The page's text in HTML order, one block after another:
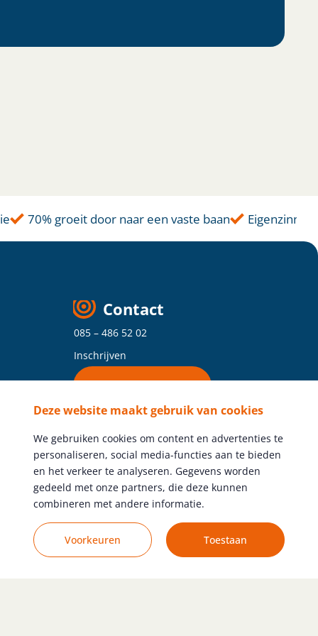
Deze website maakt gebruik van cookies
We gebruiken cookies om content en advertenties te
personaliseren, social media-functies aan te bieden
en het verkeer te analyseren. Gegevens worden
gedeeld met onze partners, die deze kunnen
combineren met andere informatie.
Voorkeuren Toestaan
70% groeit door naar een vaste baan Eigenzinnige
Contact
085 – 486 52 02
Inschrijven
Vind je vestiging
Volg ons
Gratis vacature plaatsen